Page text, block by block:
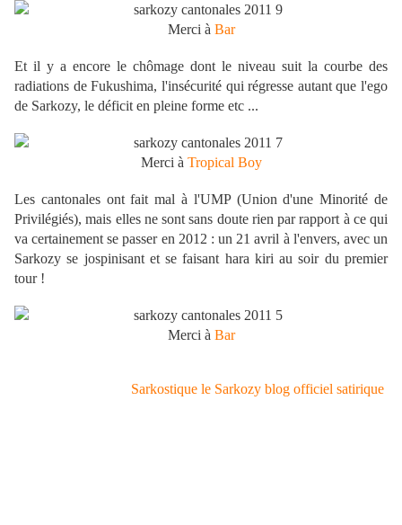
Merci à Bar
Et il y a encore le chômage dont le niveau suit la courbe des
radiations de Fukushima, l'insécurité qui régresse autant que l'ego
de Sarkozy, le déficit en pleine forme etc ...
Merci à Tropical Boy
Les cantonales ont fait mal à l'UMP (Union d'une Minorité de
Privilégiés), mais elles ne sont sans doute rien par rapport à ce qui
va certainement se passer en 2012 : un 21 avril à l'envers, avec un
Sarkozy se jospinisant et se faisant hara kiri au soir du premier
tour !
Merci à Bar
Sarkostique le Sarkozy blog officiel satirique